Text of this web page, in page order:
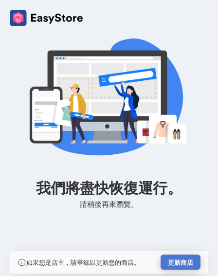
我們將盡快恢復運行。
請稍後再來瀏覽。
如果您是店主，請登錄以更新您的商店。 更新商店